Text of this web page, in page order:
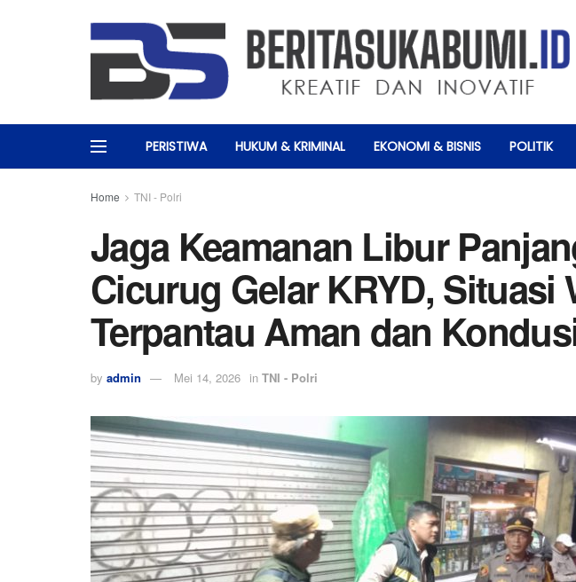
PERISTIWA HUKUM & KRIMINAL EKONOMI & BISNIS POLITIK
Home TNI - Polri
Jaga Keamanan Libur
Cicurug Gelar KRYD, Situasi
Terpantau Aman dan
by admin Mei 14, 2026 in TNI - Polri